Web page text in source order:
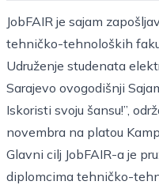
JobFAIR je sajam
tehničko-tehnoloških
Udruženje studenata
Sarajevo ovogodišnji
Iskoristi svoju šansu!”,
novembra na platou
Glavni cilj JobFAIR-a je
diplomcima tehničko-